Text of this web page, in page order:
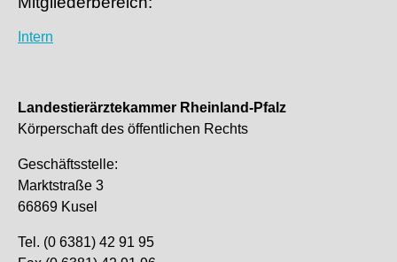
Intern
Landestierärztekammer Rheinland-Pfalz
Körperschaft des öffentlichen Rechts
Geschäftsstelle:
Marktstraße 3
66869 Kusel
Tel. (0 6381) 42 91 95